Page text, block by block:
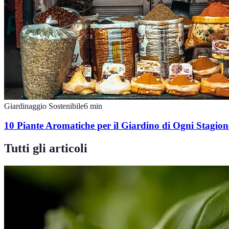
Giardinaggio Sostenibile6 min
10 Piante Aromatiche per il Giardino di Ogni
Tutti gli articoli